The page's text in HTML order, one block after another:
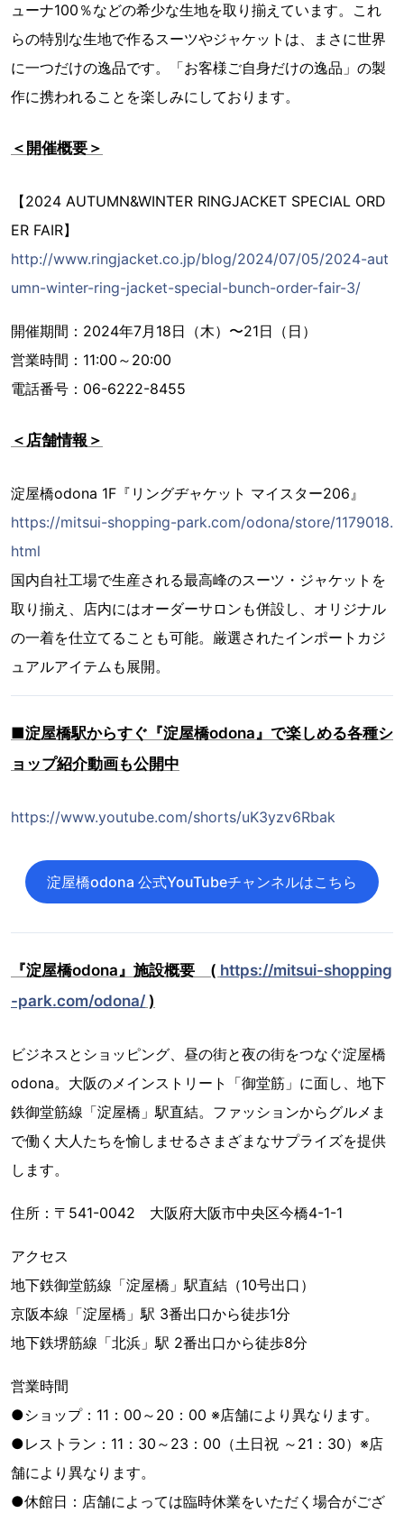
ューナ100％などの希少な生地を取り揃えています。これ
らの特別な生地で作るスーツやジャケットは、まさに世界
に一つだけの逸品です。「お客様ご自身だけの逸品」の製
作に携われることを楽しみにしております。
＜開催概要＞
【2024 AUTUMN&WINTER RINGJACKET SPECIAL ORD
ER FAIR】
http://www.ringjacket.co.jp/blog/2024/07/05/2024-aut
umn-winter-ring-jacket-special-bunch-order-fair-3/
開催期間：2024年7月18日（木）〜21日（日）
営業時間：11:00～20:00
電話番号：06-6222-8455
＜店舗情報＞
淀屋橋odona 1F『リングヂャケット マイスター206』
https://mitsui-shopping-park.com/odona/store/1179018.
html
国内自社工場で生産される最高峰のスーツ・ジャケットを
取り揃え、店内にはオーダーサロンも併設し、オリジナル
の一着を仕立てることも可能。厳選されたインポートカジ
ュアルアイテムも展開。
■淀屋橋駅からすぐ『淀屋橋odona』で楽しめる各種シ
ョップ紹介動画も公開中
https://www.youtube.com/shorts/uK3yzv6Rbak
淀屋橋odona 公式YouTubeチャンネルはこちら
『淀屋橋odona』施設概要 ( https://mitsui-shopping
-park.com/odona/ )
ビジネスとショッピング、昼の街と夜の街をつなぐ淀屋橋
odona。大阪のメインストリート「御堂筋」に面し、地下
鉄御堂筋線「淀屋橋」駅直結。ファッションからグルメま
で働く大人たちを愉しませるさまざまなサプライズを提供
します。
住所：〒541-0042 大阪府大阪市中央区今橋4-1-1
アクセス
地下鉄御堂筋線「淀屋橋」駅直結（10号出口）
京阪本線「淀屋橋」駅 3番出口から徒歩1分
地下鉄堺筋線「北浜」駅 2番出口から徒歩8分
営業時間
●ショップ：11：00～20：00 ※店舗により異なります。
●レストラン：11：30～23：00（土日祝 ～21：30）※店
舗により異なります。
●休館日：店舗によっては臨時休業をいただく場合がござ